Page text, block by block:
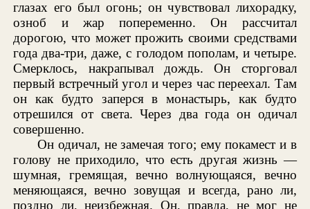
глазах его был огонь; он чувствовал лихорадку,
озноб и жар попеременно. Он рассчитал
дорогою, что может прожить своими средствами
года два-три, даже, с голодом пополам, и четыре.
Смерклось, накрапывал дождь. Он сторговал
первый встречный угол и через час переехал. Там
он как будто заперся в монастырь, как будто
отрешился от света. Через два года он одичал
совершенно.
Он одичал, не замечая того; ему покамест и в
голову не приходило, что есть другая жизнь —
шумная, гремящая, вечно волнующаяся, вечно
меняющаяся, вечно зовущая и всегда, рано ли,
поздно ли, неизбежная. Он, правда, не мог не